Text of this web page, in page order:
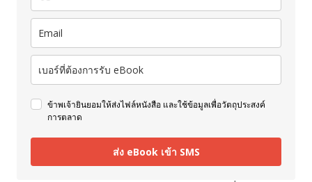
ข้าพเจ้ายินยอมให้ส่งไฟล์หนังสือ และใช้ข้อมูลเพื่อวัตถุประสงค์
การตลาด
ส่ง eBook เข้า SMS